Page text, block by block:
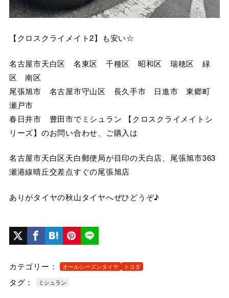
【クロスクライメイト2】も安い☆
名古屋市天白区 名東区 千種区 昭和区 瑞穂区 緑
区 南区
尾張旭市 名古屋市守山区 長久手市 日進市 東郷町
瀬戸市
春日井市 豊田市でミシュラン 【クロスクライメイトシ
リーズ】のお問い合わせ、ご購入は
名古屋市天白区天白郵便局が目印の天白店、尾張旭市363
瀬港線晴丘交差点すぐの尾張旭店
ありがタイヤの秋山タイヤへぜひどうぞ♪
カテゴリー： オールシーズンタイヤ トヨタ
タグ： ミシュラン